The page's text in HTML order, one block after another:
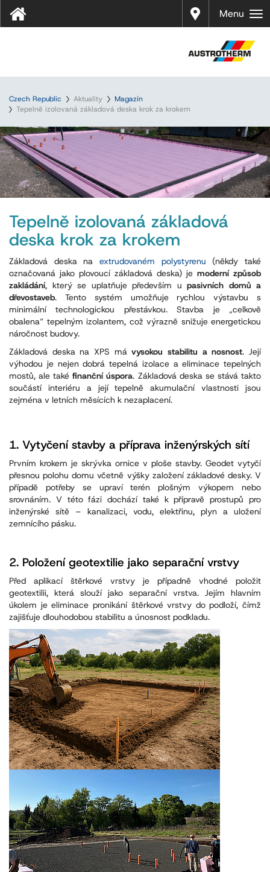
Prodej
Menu
Czech Republic Aktuality
Magazín
Tepelně izolovaná základová deska krok za krokem
Tepelně izolovaná základová
deska krok za krokem
Základová deska na extrudovaném polystyrenu (někdy také
označovaná jako plovoucí základová deska) je moderní způsob
zakládání, který se uplatňuje především u pasivních domů a
dřevostaveb. Tento systém umožňuje rychlou výstavbu s
minimální technologickou přestávkou. Stavba je „celkově
obalena“ tepelným izolantem, což výrazně snižuje energetickou
náročnost budovy.
Základová deska na XPS mávysokou stabilitu a nosnost. Její
výhodou je nejen dobrá tepelná izolace a eliminace tepelných
mostů, ale takéfinanční úspora. Základová deska se stává takto
součástí interiéru a její tepelně akumulační vlastnosti jsou
zejména v letních měsících k nezaplacení.
1. Vytyčení stavby a příprava inženýrských sítí
Prvním krokem je skrývka ornice v ploše stavby. Geodet vytyčí
přesnou polohu domu včetně výšky založení základové desky. V
případě potřeby se upraví terén plošným výkopem nebo
srovnáním. V této fázi dochází také k přípravě prostupů pro
inženýrské sítě – kanalizaci, vodu, elektřinu, plyn a uložení
zemnícího pásku.
2. Položení geotextilie jako separační vrstvy
Před aplikací štěrkové vrstvy je případně vhodné položit
geotextilii, která slouží jako separační vrstva. Jejím hlavním
úkolem je eliminace pronikání štěrkové vrstvy do podloží, čímž
zajišťuje dlouhodobou stabilitu a únosnost podkladu.